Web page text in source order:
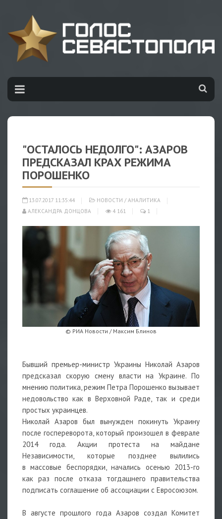
"ОСТАЛОСЬ НЕДОЛГО": АЗАРОВ
ПРЕДСКАЗАЛ КРАХ РЕЖИМА
ПОРОШЕНКО
13.07.2017 11:35:44 НОВОСТИ / АНАЛИТИКА
АЛЕКСАНДРА ДОНЦОВА
4 161 1
© РИА Новости / Максим Блинов
Бывший премьер-министр Украины Николай Азаров
предсказал скорую смену власти на Украине. По
мнению политика, режим Петра Порошенко вызывает
недовольство как в Верховной Раде, так и среди
простых украинцев.
Николай Азаров был вынужден покинуть Украину
после госпереворота, который произошел в феврале
2014 года. Акции протеста на майдане
Независимости, которые позднее вылились
в массовые беспорядки, начались осенью 2013-го
как раз после отказа тогдашнего правительства
подписать соглашение об ассоциации с Евросоюзом.
В августе прошлого года Азаров создал Комитет